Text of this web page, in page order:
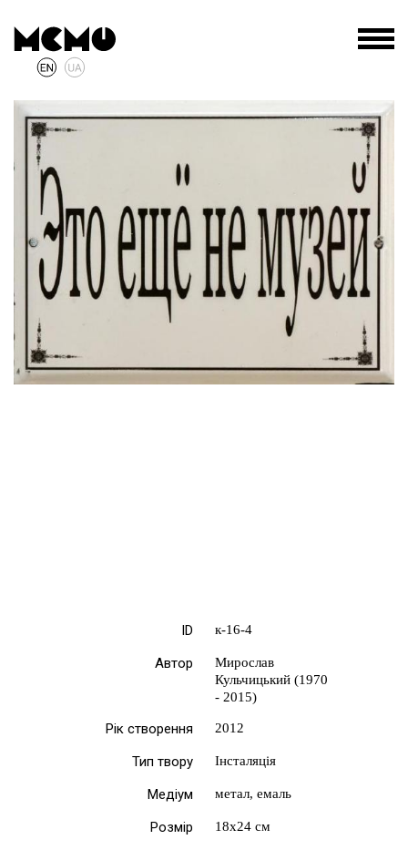
ID к-16-4
Автор
Мирослав
Кульчицький (1970
- 2015)
Рік створення 2012
Тип твору Інсталяція
Медіум метал, емаль
Розмір 18х24 см